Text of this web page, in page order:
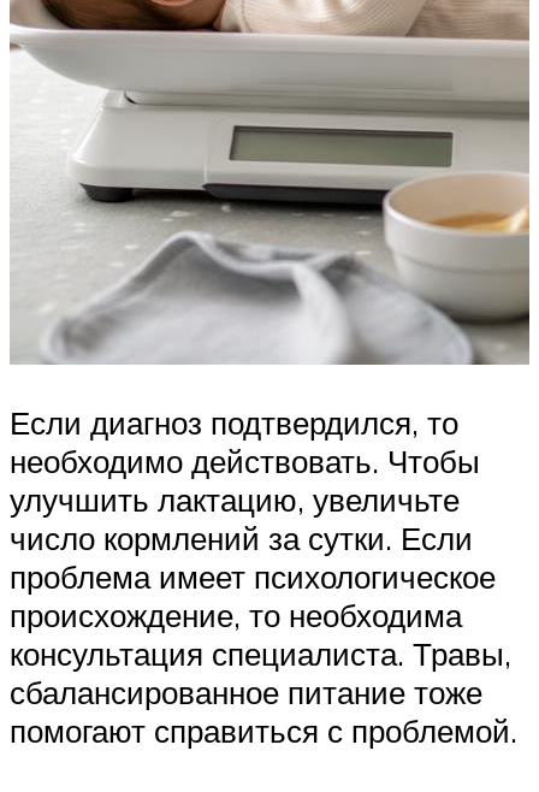
Если диагноз подтвердился, то
необходимо действовать. Чтобы
улучшить лактацию, увеличьте
число кормлений за сутки. Если
проблема имеет психологическое
происхождение, то необходима
консультация специалиста. Травы,
сбалансированное питание тоже
помогают справиться с проблемой.